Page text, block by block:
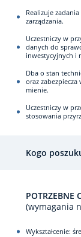
Realizuje
zarządzania.
Uczestniczy w
danych do
inwestycyjnych i
Dba o stan
oraz
mienie.
Uczestniczy w
stosowania
Kogo
POTRZEBNE
(wymagania
Wykształcenie: